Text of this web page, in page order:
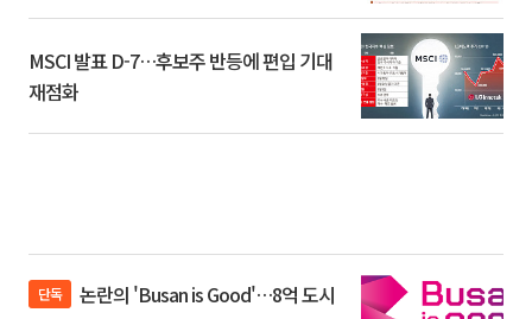
MSCI 발표 D-7…후보주 반등에 편입 기대
재점화
단독